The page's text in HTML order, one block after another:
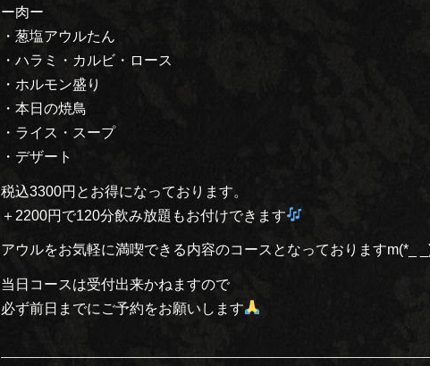
ー肉ー
・葱塩アウルたん
・ハラミ・カルビ・ロース
・ホルモン盛り
・本日の焼鳥
・ライス・スープ
・デザート
税込3300円とお得になっております。
＋2200円で120分飲み放題もお付けできます
アウルをお気軽に満喫できる内容のコースとなっておりますm(*_
当日コースは受付出来かねますので
必ず前日までにご予約をお願いします